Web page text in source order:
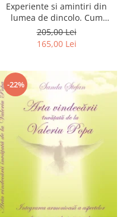
Experiente si amintiri din
lumea de dincolo. Cum
obtinem puteri
extrasenzoriale - cu exercitii
205,00 Lei
165,00 Lei
-22%